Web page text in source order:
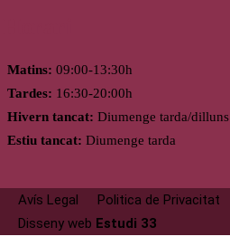
Matins: 09:00-13:30h
Tardes: 16:30-20:00h
Hivern tancat: Diumenge tarda/dilluns
Estiu tancat: Diumenge tarda
Avís Legal Politica de Privacitat
Disseny web Estudi 33